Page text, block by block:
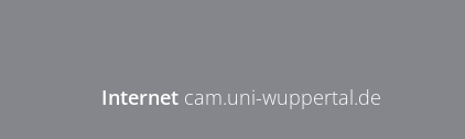
Internet cam.uni-wuppertal.de